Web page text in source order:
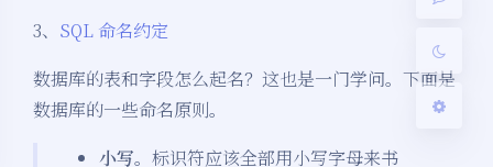
3、 SQL 命名约定
数据库的表和字段怎么起名？这也是一门学问。下面是
数据库的一些命名原则。
小写。标识符应该全部用小写字母来书